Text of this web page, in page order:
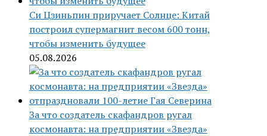
Си Цзиньпин приручает Солнце: Китай
построил супермагнит весом 600 тонн,
чтобы изменить будущее
05.08.2026
За что создатель скафандров ругал
космонавта: на предприятии «Звезда»